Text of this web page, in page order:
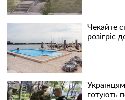
Чекайте
розігріє
готують